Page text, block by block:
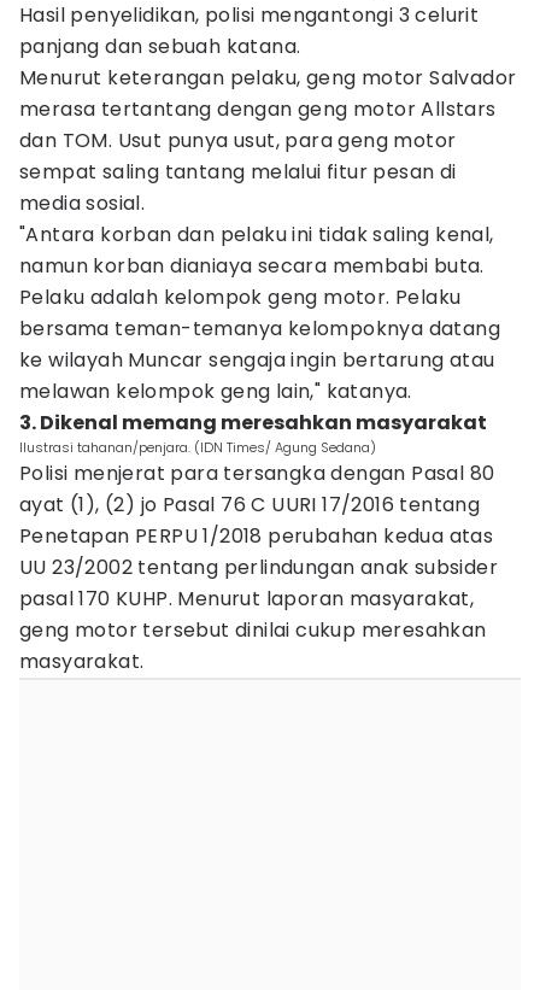
Hasil penyelidikan, polisi mengantongi 3 celurit
panjang dan sebuah katana.
Menurut keterangan pelaku, geng motor Salvador
merasa tertantang dengan geng motor Allstars
dan TOM. Usut punya usut, para geng motor
sempat saling tantang melalui fitur pesan di
media sosial.
"Antara korban dan pelaku ini tidak saling kenal,
namun korban dianiaya secara membabi buta.
Pelaku adalah kelompok geng motor. Pelaku
bersama teman-temanya kelompoknya datang
ke wilayah Muncar sengaja ingin bertarung atau
melawan kelompok geng lain," katanya.
3. Dikenal memang meresahkan masyarakat
Ilustrasi tahanan/penjara. (IDN Times/ Agung Sedana)
Polisi menjerat para tersangka dengan Pasal 80
ayat (1), (2) jo Pasal 76 C UURI 17/2016 tentang
Penetapan PERPU 1/2018 perubahan kedua atas
UU 23/2002 tentang perlindungan anak subsider
pasal 170 KUHP. Menurut laporan masyarakat,
geng motor tersebut dinilai cukup meresahkan
masyarakat.